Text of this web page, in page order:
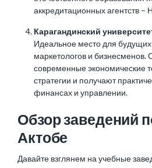
аккредитационных агентств
Карагандинский
Идеальное место для будущих
маркетологов и бизнесменов.
современные экономические
стратегии и получают
финансах и управлении.
Обзор заведений
Актобе
Давайте взглянем на учебные